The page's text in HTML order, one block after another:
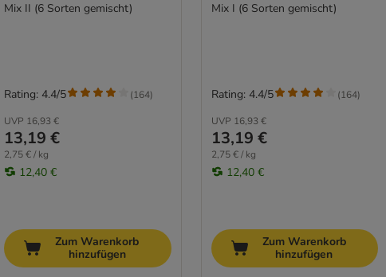
Mix II (6 Sorten gemischt)
UVP 16,93 €
13,19 €
2,75 € / kg
12,40 €
Rating: 4.4/5 (164)
Zum Warenkorb
hinzufügen
Mix I (6 Sorten gemischt)
UVP 16,93 €
13,19 €
2,75 € / kg
12,40 €
Rating: 4.4/5 (164)
Zum Warenkorb
hinzufügen